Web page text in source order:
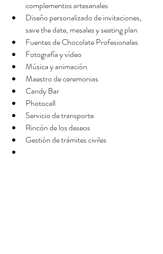
complementos artesanales
Diseño personalizado de invitaciones,
save the date, mesales y seating plan
Fuentes de Chocolate Profesionales
Fotografía y vídeo
Música y animación
Maestro de ceremonias
Candy Bar
Photocall
Servicio de transporte
Rincón de los deseos
Gestión de trámites civiles